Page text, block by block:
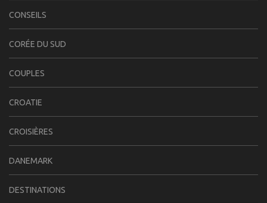
CONSEILS
CORÉE DU SUD
COUPLES
CROATIE
CROISIÈRES
DANEMARK
DESTINATIONS